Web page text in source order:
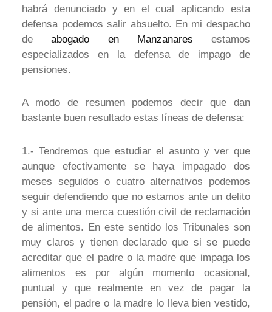
habrá denunciado y en el cual aplicando esta
defensa podemos salir absuelto. En mi despacho
deabogado en Manzanares estamos
especializados en la defensa de impago de
pensiones.
A modo de resumen podemos decir que dan
bastante buen resultado estas líneas de defensa:
1.- Tendremos que estudiar el asunto y ver que
aunque efectivamente se haya impagado dos
meses seguidos o cuatro alternativos podemos
seguir defendiendo que no estamos ante un delito
y si ante una merca cuestión civil de reclamación
de alimentos. En este sentido los Tribunales son
muy claros y tienen declarado que si se puede
acreditar que el padre o la madre que impaga los
alimentos es por algún momento ocasional,
puntual y que realmente en vez de pagar la
pensión, el padre o la madre lo lleva bien vestido,